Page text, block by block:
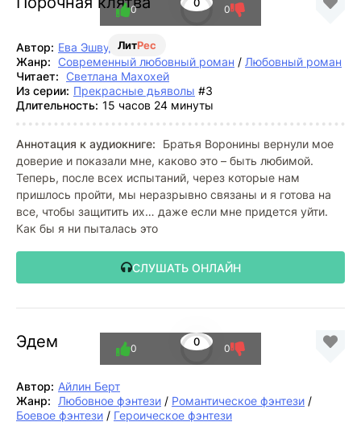
ЛитРес
0 0
Автор: Ева Эшвуд
Жанр: Современный любовный роман / Любовный роман
Читает: Светлана Махохей
Из серии: Прекрасные дьяволы #3
Длительность: 15 часов 24 минуты
Аннотация к аудиокниге:
Братья Воронины вернули мое
доверие и показали мне, каково это – быть любимой.
Теперь, после всех испытаний, через которые нам
пришлось пройти, мы неразрывно связаны и я готова на
все, чтобы защитить их… даже если мне придется уйти.
Как бы я ни пыталась это
СЛУШАТЬ ОНЛАЙН
Эдем 0
0 0
Автор: Айлин Берт
Жанр:
Любовное фэнтези / Романтическое фэнтези /
Боевое фэнтези / Героическое фэнтези